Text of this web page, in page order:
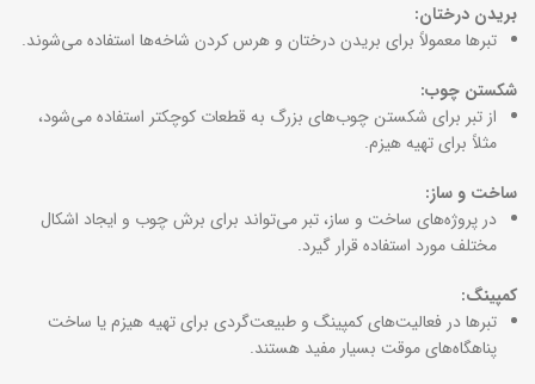
بریدن درختان:
تبرها معمولاً برای بریدن درختان و هرس کردن شاخه‌ها استفاده می‌شوند.
شکستن چوب:
از تبر برای شکستن چوب‌های بزرگ به قطعات کوچکتر استفاده می‌شود،
مثلاً برای تهیه هیزم.
ساخت و ساز:
در پروژه‌های ساخت و ساز، تبر می‌تواند برای برش چوب و ایجاد اشکال
مختلف مورد استفاده قرار گیرد.
کمپینگ:
تبرها در فعالیت‌های کمپینگ و طبیعت‌گردی برای تهیه هیزم یا ساخت
پناهگاه‌های موقت بسیار مفید هستند.